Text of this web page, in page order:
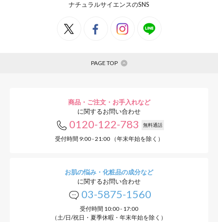
ナチュラルサイエンスのSNS
PAGE TOP
商品・ご注文・お手入れなど
に関するお問い合わせ
0120-122-783 無料通話
受付時間 9:00 - 21:00 （年末年始を除く）
お肌の悩み・化粧品の成分など
に関するお問い合わせ
03-5875-1560
受付時間 10:00 - 17:00
（土/日/祝日・夏季休暇・年末年始を除く）